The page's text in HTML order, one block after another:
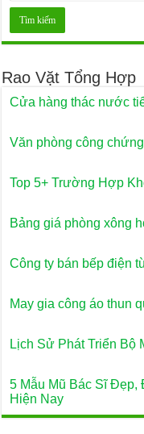
Rao Vặt Tổng Hợp
Cửa hàng thác nước
Văn phòng công
Top 5+ Trường Hợp
Bảng giá phòng xông
Công ty bán bếp điện
May gia công áo thun
Lịch Sử Phát Triển Bộ
5 Mẫu Mũ Bác Sĩ
Hiện Nay